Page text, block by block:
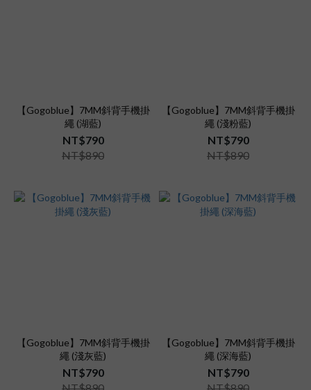
【Gogoblue】7MM斜背手機掛
繩 (湖藍)
NT$790
NT$890
【Gogoblue】7MM斜背手機掛
繩 (淺粉藍)
NT$790
NT$890
【Gogoblue】7MM斜背手機掛
繩 (淺灰藍)
NT$790
【Gogoblue】7MM斜背手機掛
繩 (深海藍)
NT$790